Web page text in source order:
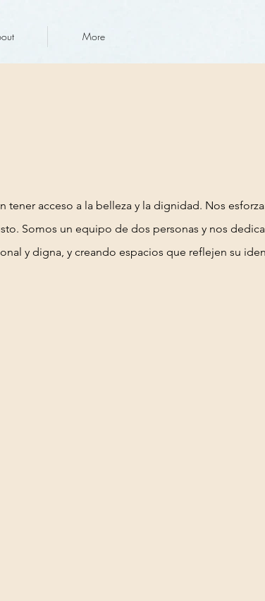
More
acceso a la belleza y la dignidad. Nos
Somos un equipo de dos personas y nos
y digna, y creando espacios que reflejen su